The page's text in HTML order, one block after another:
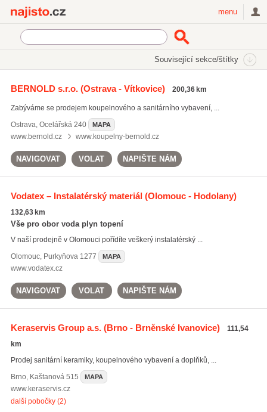
menu
Související sekce/štítky
BERNOLD s.r.o.(Ostrava - Vítkovice) 200,36 km
Zabýváme se prodejem koupelnového a sanitárního vybavení, ...
Ostrava, Ocelářská 240 MAPA
www.bernold.cz www.koupelny-bernold.cz
NAVIGOVAT VOLAT NAPIŠTE NÁM
Vodatex – Instalatérský materiál(Olomouc - Hodolany)
132,63 km
Vše pro obor voda plyn topení
V naší prodejně v Olomouci pořídíte veškerý instalatérský ...
Olomouc, Purkyňova 1277 MAPA
www.vodatex.cz
NAVIGOVAT VOLAT NAPIŠTE NÁM
Keraservis Group a.s.(Brno - Brněnské Ivanovice)
111,54
km
Prodej sanitární keramiky, koupelnového vybavení a doplňků, ...
Brno, Kaštanová 515 MAPA
www.keraservis.cz
další pobočky (2)